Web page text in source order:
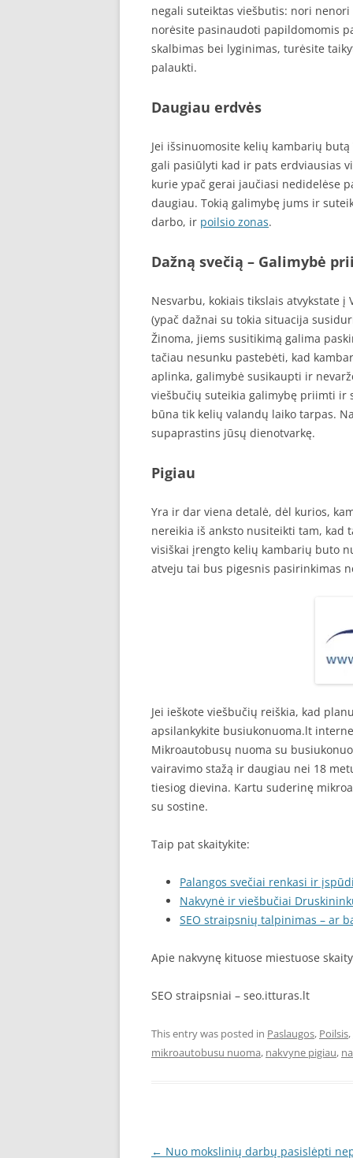
negali suteiktas viešbutis: nori
norėsite pasinaudoti papildomomis
skalbimas bei lyginimas, turėsite
palaukti.
Daugiau erdvės
Jei išsinuomosite kelių kambarių
gali pasiūlyti kad ir pats erdviausias
kurie ypač gerai jaučiasi nedidelėse
daugiau. Tokią galimybę jums ir
darbo, ir poilsio zonas.
Dažną svečią – Galimybė
Nesvarbu, kokiais tikslais atvykstate
(ypač dažnai su tokia situacija
Žinoma, jiems susitikimą galima
tačiau nesunku pastebėti, kad
aplinka, galimybė susikaupti ir
viešbučių suteikia galimybę priimti ir
būna tik kelių valandų laiko tarpas.
supaprastins jūsų dienotvarkę.
Pigiau
Yra ir dar viena detalė, dėl kurios,
nereikia iš anksto nusiteikti tam, kad
visiškai įrengto kelių kambarių buto
atveju tai bus pigesnis pasirinkimas
Jei ieškote viešbučių reiškia, kad
apsilankykite busiukonuoma.lt
Mikroautobusų nuoma su
vairavimo stažą ir daugiau nei 18
tiesiog dievina. Kartu suderinę
su sostine.
Taip pat skaitykite:
Palangos svečiai renkasi ir
Nakvynė ir viešbučiai
SEO straipsnių talpinimas – ar
Apie nakvynę kituose miestuose
SEO straipsniai – seo.itturas.lt
This entry was posted in Paslaugos, Poilsis,
mikroautobusu nuoma, nakvyne pigiau,
Post
← Nuo mokslinių darbų pasislėpti